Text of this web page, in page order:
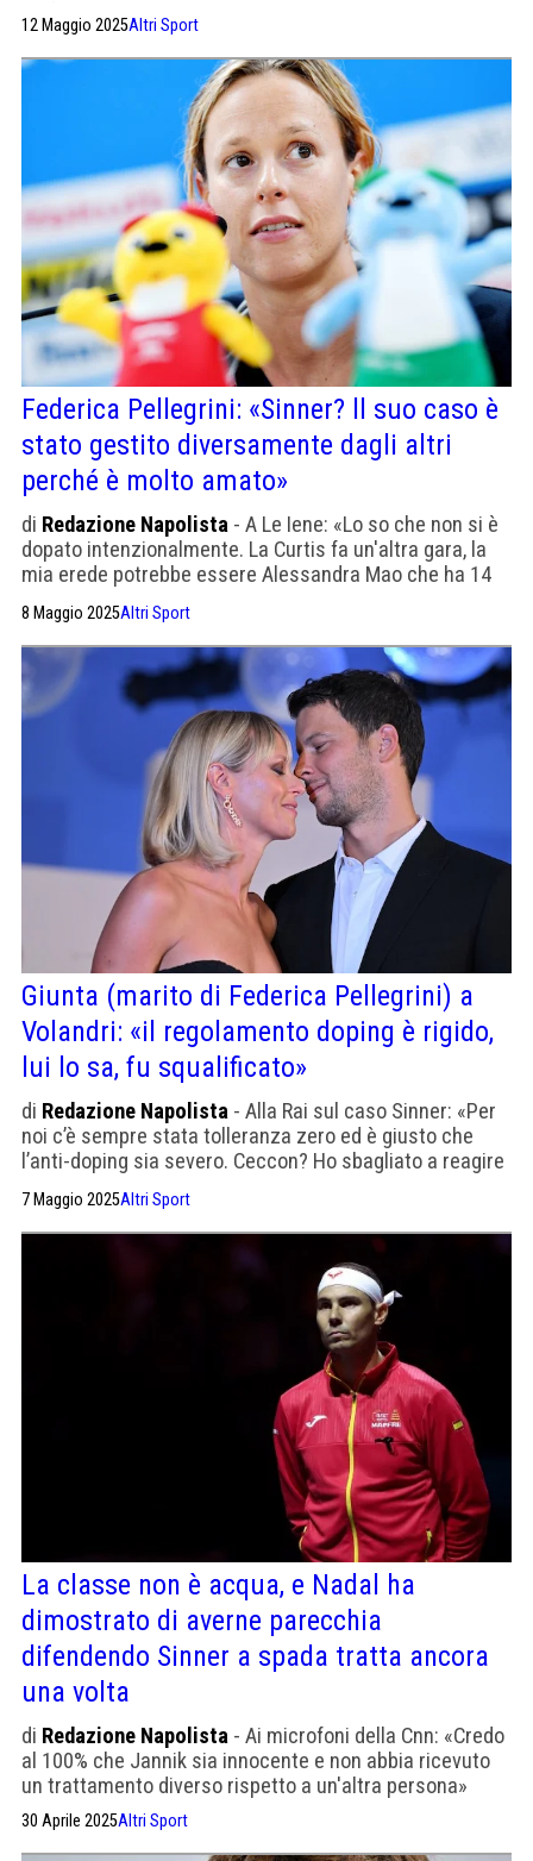
12 Maggio 2025Altri Sport
Federica Pellegrini: «Sinner? ll suo caso è
stato gestito diversamente dagli altri
perché è molto amato»
di Redazione Napolista - A Le Iene: «Lo so che non si è
dopato intenzionalmente. La Curtis fa un'altra gara, la
mia erede potrebbe essere Alessandra Mao che ha 14
8 Maggio 2025Altri Sport
Giunta (marito di Federica Pellegrini) a
Volandri: «il regolamento doping è rigido,
lui lo sa, fu squalificato»
di Redazione Napolista - Alla Rai sul caso Sinner: «Per
noi c’è sempre stata tolleranza zero ed è giusto che
l’anti-doping sia severo. Ceccon? Ho sbagliato a reagire
sui social»
7 Maggio 2025Altri Sport
La classe non è acqua, e Nadal ha
dimostrato di averne parecchia
difendendo Sinner a spada tratta ancora
una volta
di Redazione Napolista - Ai microfoni della Cnn: «Credo
al 100% che Jannik sia innocente e non abbia ricevuto
un trattamento diverso rispetto a un'altra persona»
30 Aprile 2025Altri Sport